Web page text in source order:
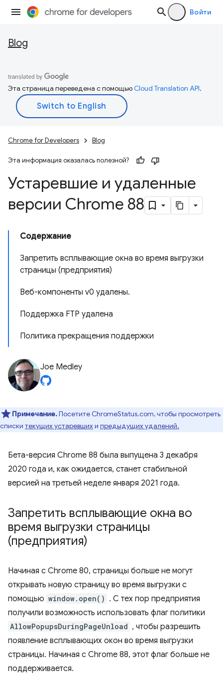
Войти
Blog
Эта страница переведена с помощьюCloud Translation API.
Chrome for Developers Blog
Эта информация оказалась полезной?
Устаревшие и удаленные
версии Chrome 88
Содержание
Запретить всплывающие окна во время выгрузки
страницы (предприятия)
Веб-компоненты v0 удалены.
Поддержка FTP удалена
Политика прекращения поддержки
Joe Medley
Примечание.Посетите ChromeStatus.com, чтобы просмотреть
списки текущих устаревшихи предыдущих удалений.
Бета-версия Chrome 88 была выпущена 3 декабря
2020 года и, как ожидается, станет стабильной
версией на третьей неделе января 2021 года.
Запретить всплывающие окна во
время выгрузки страницы
(предприятия)
Начиная с Chrome 80, страницы больше не могут
открывать новую страницу во время выгрузки с
помощью window.open() . С тех пор предприятия
получили возможность использовать флаг политики
AllowPopupsDuringPageUnload , чтобы разрешить
появление всплывающих окон во время выгрузки
страницы. Начиная с Chrome 88, этот флаг больше не
поддерживается.